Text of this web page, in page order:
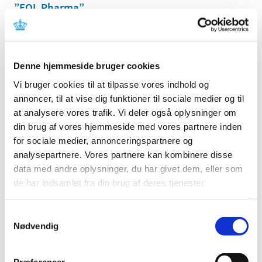
Denne hjemmeside bruger cookies
Vi bruger cookies til at tilpasse vores indhold og
annoncer, til at vise dig funktioner til sociale medier og til
at analysere vores trafik. Vi deler også oplysninger om
din brug af vores hjemmeside med vores partnere inden
for sociale medier, annonceringspartnere og
analysepartnere. Vores partnere kan kombinere disse
data med andre oplysninger, du har givet dem, eller som
de har indsamlet fra din brug af deres tjenester.
Nødvendig
”EQL Pharma”
|7. september 2021
EMA vurderer ansøgning om booster-
vaccination fra Pfizer/BioNTech
|6. september 2021|
Det europæiske lægemiddelagentur EMA er begyndt at
vurdere data fra Pfizer/BioNTech med henblik på en
Forsyningsvanskeligheder for Caverject Dual
|6. september 2021
Der er i øjeblikket problemer med forsyningen af